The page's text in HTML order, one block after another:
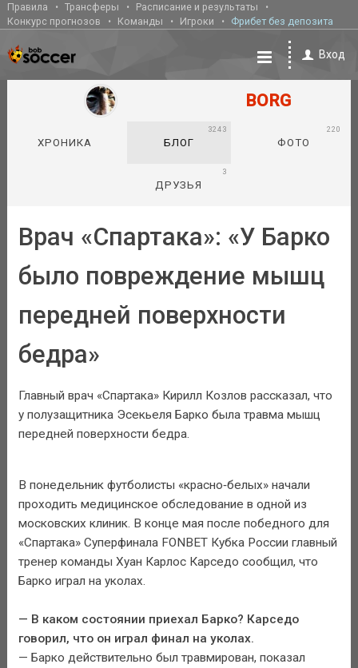
Правила Трансферы
Расписание и результаты
Конкурс прогнозов
Команды Игроки Фрибет без депозита
Вход
BORG
ХРОНИКА БЛОГ
3243
ФОТО
220
ДРУЗЬЯ
3
Врач «Спартака»: «У Барко
было повреждение мышц
передней поверхности
бедра»
Главный врач «Спартака» Кирилл Козлов рассказал, что
у полузащитника Эсекьеля Барко была травма мышц
передней поверхности бедра.
В понедельник футболисты «красно‑белых» начали
проходить медицинское обследование в одной из
московских клиник. В конце мая после победного для
«Спартака» Суперфинала FONBET Кубка России главный
тренер команды Хуан Карлос Карседо сообщил, что
Барко играл на уколах.
— В каком состоянии приехал Барко? Карседо
говорил, что он играл финал на уколах.
— Барко действительно был травмирован, показал